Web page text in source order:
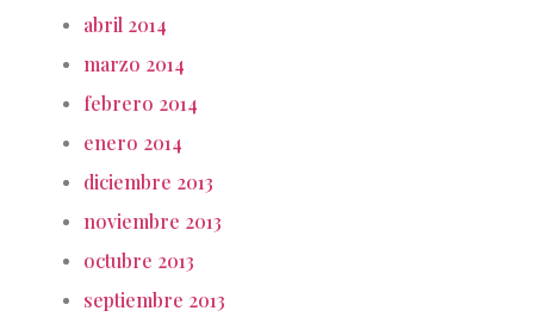
abril 2014
marzo 2014
febrero 2014
enero 2014
diciembre 2013
noviembre 2013
octubre 2013
septiembre 2013